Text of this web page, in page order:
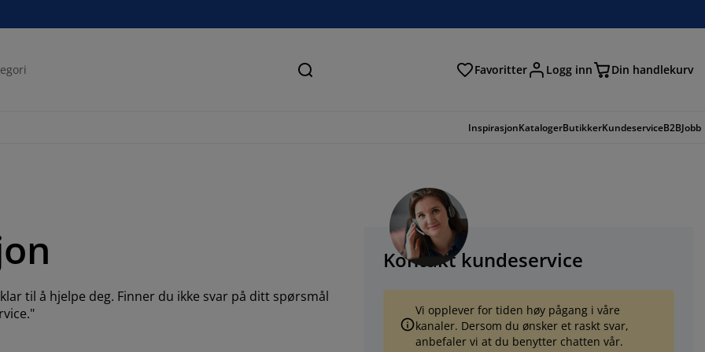
Søk Favoritter Logg inn Din handlekurv
InspirasjonKatalogerButikkerKundeserviceB2BJobb
til å hjelpe deg. Finner du ikke svar på ditt spørsmål
Kontakt kundeservice
Vi opplever for tiden høy pågang i våre
kanaler. Dersom du ønsker et raskt svar,
anbefaler vi at du benytter chatten vår.